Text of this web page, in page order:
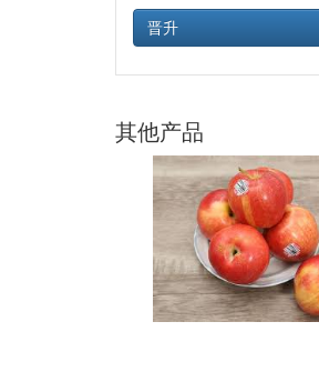
晋升
其他产品